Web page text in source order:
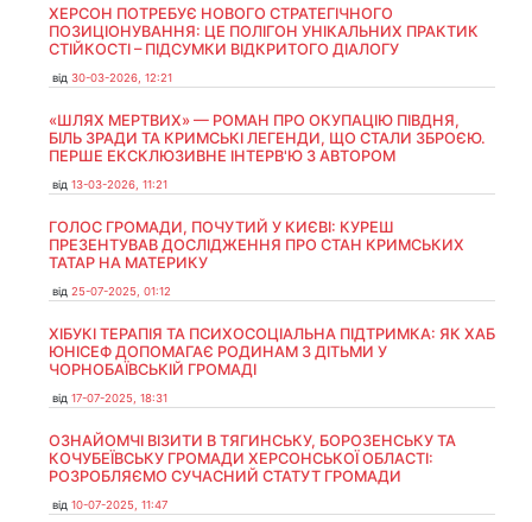
ХЕРСОН ПОТРЕБУЄ НОВОГО СТРАТЕГІЧНОГО
ПОЗИЦІОНУВАННЯ: ЦЕ ПОЛІГОН УНІКАЛЬНИХ ПРАКТИК
СТІЙКОСТІ – ПІДСУМКИ ВІДКРИТОГО ДІАЛОГУ
від 30-03-2026, 12:21
«ШЛЯХ МЕРТВИХ» — РОМАН ПРО ОКУПАЦІЮ ПІВДНЯ,
БІЛЬ ЗРАДИ ТА КРИМСЬКІ ЛЕГЕНДИ, ЩО СТАЛИ ЗБРОЄЮ.
ПЕРШЕ ЕКСКЛЮЗИВНЕ ІНТЕРВ'Ю З АВТОРОМ
від 13-03-2026, 11:21
ГОЛОС ГРОМАДИ, ПОЧУТИЙ У КИЄВІ: КУРЕШ
ПРЕЗЕНТУВАВ ДОСЛІДЖЕННЯ ПРО СТАН КРИМСЬКИХ
ТАТАР НА МАТЕРИКУ
від 25-07-2025, 01:12
ХІБУКІ ТЕРАПІЯ ТА ПСИХОСОЦІАЛЬНА ПІДТРИМКА: ЯК ХАБ
ЮНІСЕФ ДОПОМАГАЄ РОДИНАМ З ДІТЬМИ У
ЧОРНОБАЇВСЬКІЙ ГРОМАДІ
від 17-07-2025, 18:31
ОЗНАЙОМЧІ ВІЗИТИ В ТЯГИНСЬКУ, БОРОЗЕНСЬКУ ТА
КОЧУБЕЇВСЬКУ ГРОМАДИ ХЕРСОНСЬКОЇ ОБЛАСТІ:
РОЗРОБЛЯЄМО СУЧАСНИЙ СТАТУТ ГРОМАДИ
від 10-07-2025, 11:47